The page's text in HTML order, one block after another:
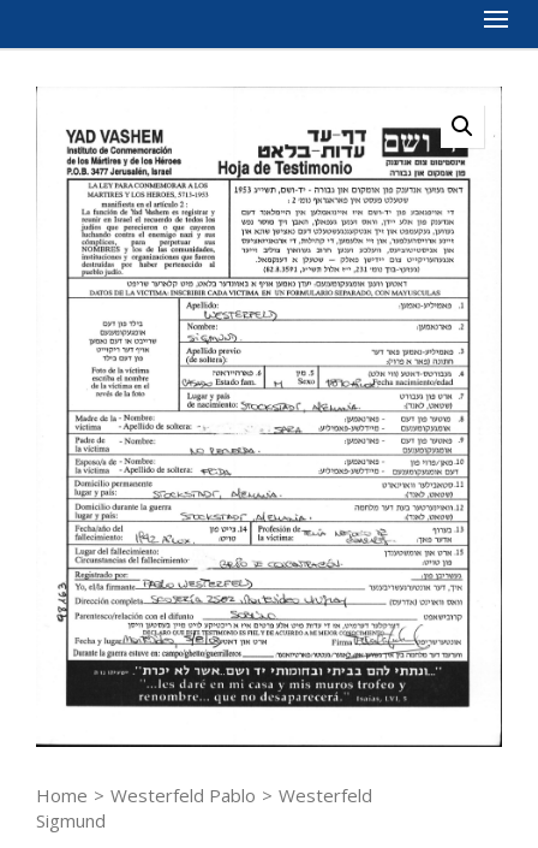
Home > Westerfeld Pablo > Westerfeld
Sigmund